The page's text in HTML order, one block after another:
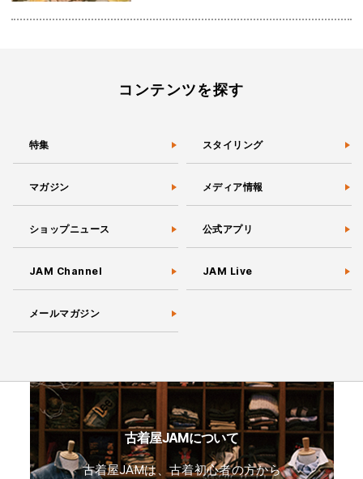
コンテンツを探す
特集 スタイリング
マガジン メディア情報
ショップニュース 公式アプリ
JAM Channel JAM Live
メールマガジン
古着屋JAMについて
古着屋JAMは、古着初心者の方から